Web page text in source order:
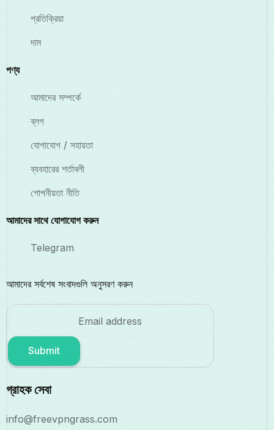
প্রতিক্রিয়া
দাম
পণ্য
আমাদের সম্পর্কে
ব্লগ
যোগাযোগ / সহায়তা
ব্যবহারের শর্তাবলী
গোপনীয়তা নীতি
আমাদের সাথে যোগাযোগ করুন
Telegram
আমাদের সর্বশেষ সংবাদগুলি অনুসরণ করুন
Submit
গ্রাহক সেবা
info@freevpngrass.com